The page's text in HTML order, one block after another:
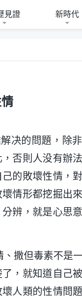
見證 新時代
决的問題，除
否則人没有辦法
的敗壞性情，
情形都挖掘出
辨，就是心思
撒但毒素不是
，就知道自己
人類的性情問